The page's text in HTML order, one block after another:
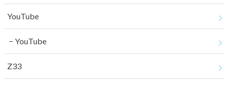
YouTube
YouTube
Z33